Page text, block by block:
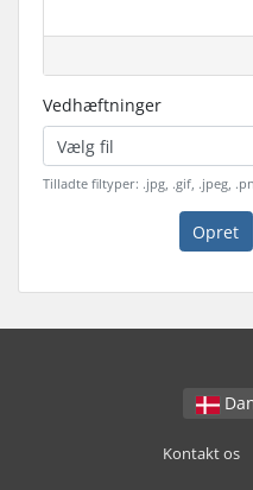
Vedhæftninger
Vælg fil
Tilladte filtyper: .jpg, .gif, .jpeg,
Opret
Kontakt os